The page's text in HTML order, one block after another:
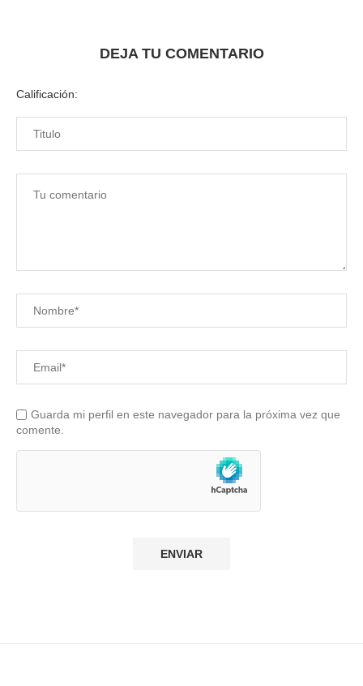
DEJA TU COMENTARIO
Calificación:
Guarda mi perfil en este navegador para la próxima vez que
comente.